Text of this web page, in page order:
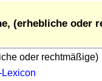
(erhebliche oder
oder rechtmäßige)